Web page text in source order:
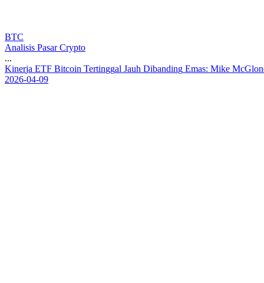
BTC
Analisis Pasar Crypto
...
Kinerja ETF Bitcoin Tertinggal Jauh Dibanding Emas: Mike McGlon
2026-04-09